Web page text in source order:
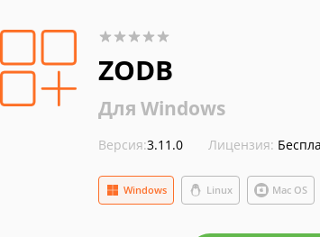
ZODB
Для Windows
Версия:3.11.0 Лицензия:
Windows Linux Mac OS